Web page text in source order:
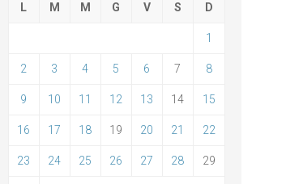
L M M G V S D
1
2 3 4 5 6 7 8
9 10 11 12 13 14 15
16 17 18 19 20 21 22
23 24 25 26 27 28 29